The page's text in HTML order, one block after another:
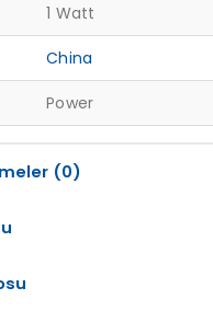
1 Watt
China
Power
(0)